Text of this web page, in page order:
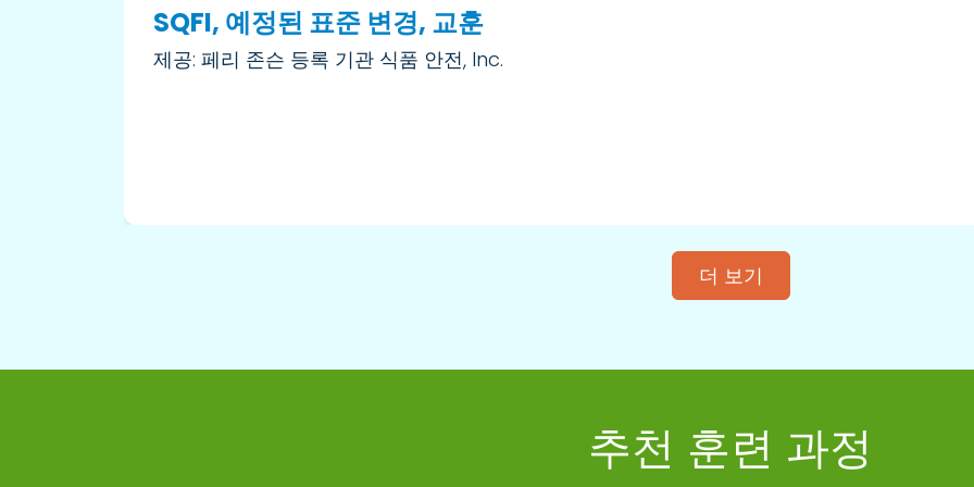
SQFI, 예정된 표준 변경, 교훈
제공: 페리 존슨 등록 기관 식품 안전, Inc.
더 보기
추천 훈련 과정